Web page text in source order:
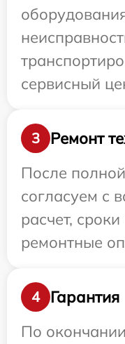
сервисный
3
Ремонт
После
согласуем с
расчет,
ремонтные
4
Гарантия
По